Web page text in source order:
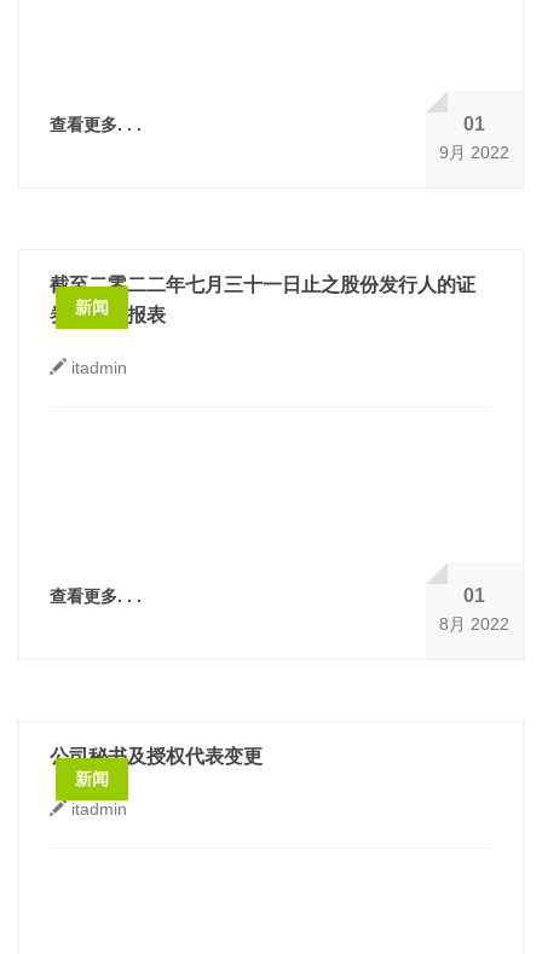
查看更多. . . 01
9月 2022
新闻
截至二零二二年七月三十一日止之股份发行人的证
券变动月报表
itadmin
查看更多. . . 01
8月 2022
新闻
公司秘书及授权代表变更
itadmin